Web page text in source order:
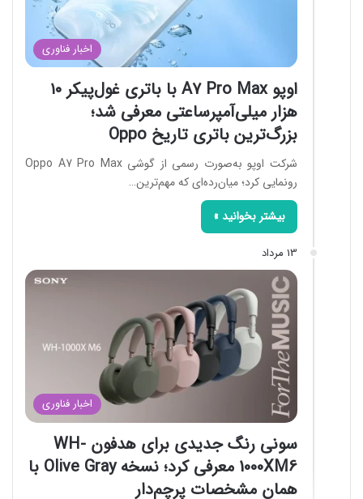
اخبار فناوری
اوپو A7 Pro Max با باتری غول‌پیکر ۱۰
هزار میلی‌آمپرساعتی معرفی شد؛
بزرگ‌ترین باتری تاریخ Oppo
شرکت اوپو به‌صورت رسمی از گوشی Oppo A7 Pro Max
رونمایی کرد؛ میان‌رده‌ای که مهم‌ترین…
بیشتر بخوانید »
13 مرداد
اخبار فناوری
سونی رنگ جدیدی برای هدفون WH-
1000XM6 معرفی کرد؛ نسخه Olive Gray با
همان مشخصات پرچم‌دار